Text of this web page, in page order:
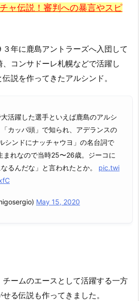
ャ伝説！審判への暴言やスピ
３年に鹿島アントラーズへ入団して
コンサドーレ札幌などで活躍し
説を作ってきたアルシンド。
活躍した選手といえば鹿島のアルシ
カッパ頭」で知られ、アデランスの
シンドにナッチャウヨ」の名台詞で
まれなので当時25〜26歳。ジーコに
るんだな」と言われたとか。 pic.twi
May 15, 2020
ームのエースとして活躍する一方
る伝説も作ってきました。